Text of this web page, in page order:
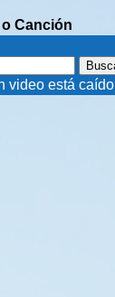
Canción
video está caído